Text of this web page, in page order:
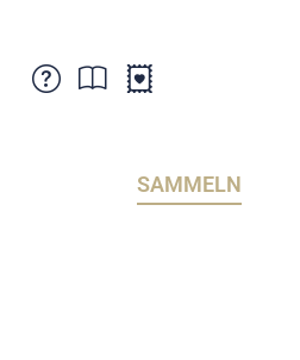
Verkaufsstellen
Abonnemente
SAMMELN